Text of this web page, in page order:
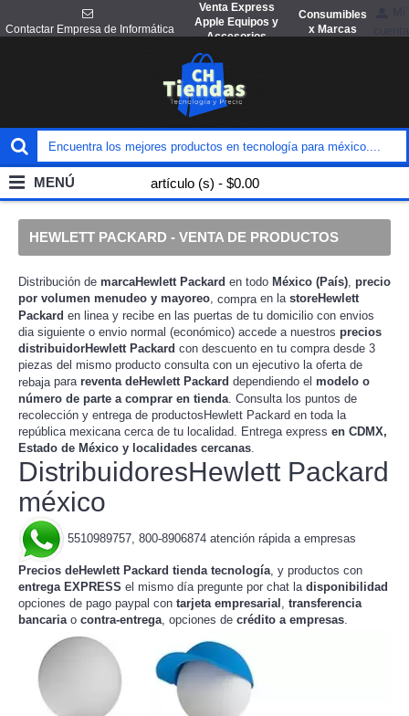
Contactar Empresa de Informática
Venta Express
Apple Equipos y
Accesorios
Consumibles
x Marcas
artículo (s) - $0.00
MENÚ
HEWLETT PACKARD - VENTA DE PRODUCTOS
Distribución de marcaHewlett Packard en todo México (País), precio
por volumen menudeo y mayoreo, compra en la storeHewlett
Packard en linea y recibe en las puertas de tu domicilio con envios
dia siguiente o envio normal (económico) accede a nuestros precios
distribuidorHewlett Packard con descuento en tu compra desde 3
piezas del mismo producto consulta con un ejecutivo la oferta de
rebaja para reventa deHewlett Packard dependiendo el modelo o
número de parte a comprar en tienda . Consulta los puntos de
recolección y entrega de productosHewlett Packard en toda la
república mexicana cerca de tu localidad . Entrega express en CDMX,
Estado de México y localidades cercanas.
DistribuidoresHewlett Packard
méxico
5510989757, 800-8906874 atención rápida a empresas
Precios deHewlett Packard tienda tecnología, y productos con
entrega EXPRESS el mismo día pregunte por chat la disponibilidad
opciones de pago paypal con tarjeta empresarial , transferencia
bancariao contra-entrega, opciones de crédito a empresas.